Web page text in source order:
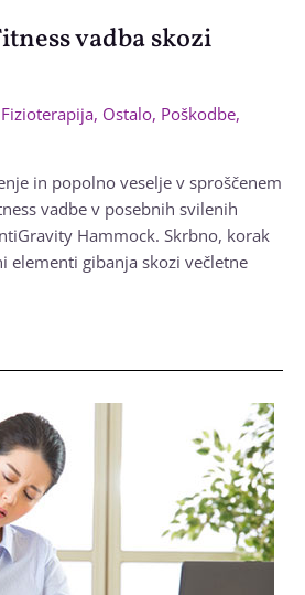
vadba skozi
Fizioterapija, Ostalo, Poškodbe,
in popolno veselje v sproščenem
vadbe v posebnih svilenih
Hammock. Skrbno, korak
elementi gibanja skozi večletne